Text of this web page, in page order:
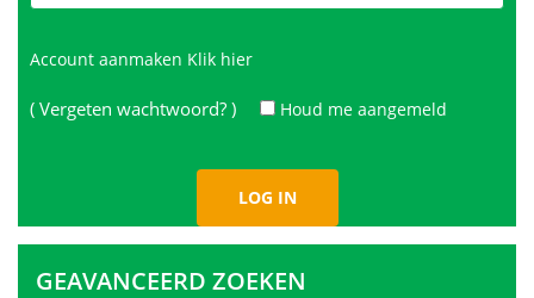
Account aanmaken Klik hier
( Vergeten wachtwoord? ) Houd me aangemeld
GEAVANCEERD ZOEKEN